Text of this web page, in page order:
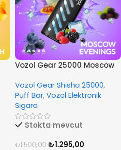
Vozol Gear 25000 Moscow
Vozol Gear Shisha 25000,
Puff Bar,Vozol Elektronik
Sigara
Stokta mevcut
₺1.500,00 ₺1.295,00